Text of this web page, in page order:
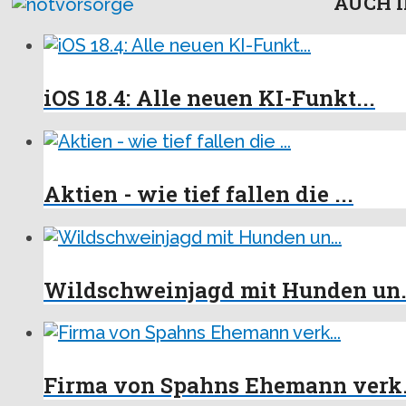
iOS 18.4: Alle neuen KI-Funkt...
Aktien - wie tief fallen die ...
Wildschweinjagd mit Hunden
Firma von Spahns Ehemann